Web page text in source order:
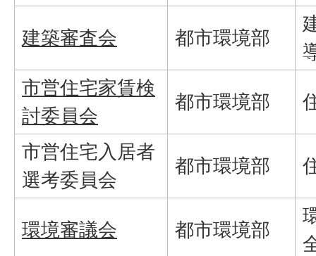
建築審査会 都市環境部
市営住宅家賃検
討委員会
都市環境部
市営住宅入居者
選考委員会
都市環境部
環境審議会 都市環境部